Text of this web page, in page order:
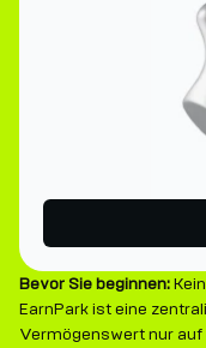
Bevor Sie beginnen:
EarnPark ist eine
Vermögenswert nur